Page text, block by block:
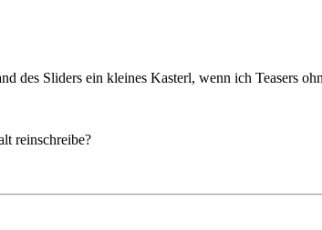
des Sliders ein kleines Kasterl, wenn ich Teasers
reinschreibe?